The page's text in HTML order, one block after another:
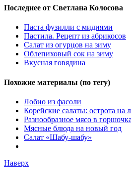
Последнее от Светлана Колосова
Паста фузилли с мидиями
Пастила. Рецепт из абрикосов
Салат из огурцов на зиму
Облепиховый сок на зиму
Вкусная говядина
Похожие материалы (по тегу)
Лобио из фасоли
Корейские салаты: острота на
Разнообразное мясо в
Мясные блюда на новый год
Салат «Шабу-шабу»
Наверх